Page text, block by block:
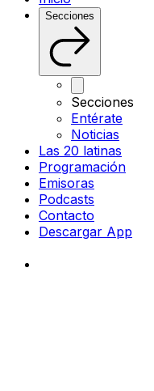
Secciones
Secciones
Entérate
Noticias
Las 20 latinas
Programación
Emisoras
Podcasts
Contacto
Descargar App